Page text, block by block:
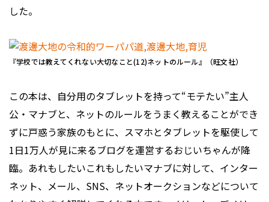
した。
『学校では教えてくれない大切なこと(12)ネットのルール』（旺文社）
この本は、自分用のタブレットを持って“モテたい”主人
公・マナブと、ネットのルールをうまく教えることができ
ずに戸惑う家族のもとに、スマホとタブレットを駆使して
1日1万人が見に来るブログを運営するおじいちゃんが降
臨。あれもしたいこれもしたいマナブに対して、インター
ネット、メール、SNS、ネットオークションなどについて